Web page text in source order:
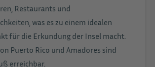
Restaurants und
was es zu einem idealen
für die Erkundung der Insel macht.
Puerto Rico und Amadores sind
erreichbar.